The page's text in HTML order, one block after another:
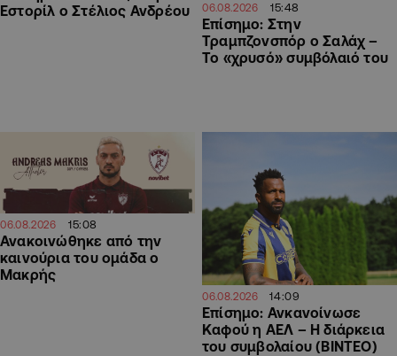
Εστορίλ ο Στέλιος Ανδρέου
06.08.2026 15:48
Επίσημο: Στην
Τραμπζονσπόρ ο Σαλάχ –
Το «χρυσό» συμβόλαιό του
06.08.2026 15:08
Ανακοινώθηκε από την
καινούρια του ομάδα ο
Μακρής
06.08.2026 14:09
Επίσημο: Ανκανοίνωσε
Καφού η ΑΕΛ – Η διάρκεια
του συμβολαίου (ΒΙΝΤΕΟ)